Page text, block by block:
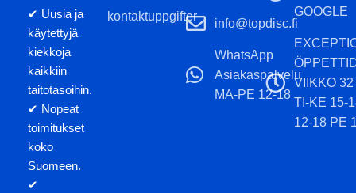
hyzer-slag, flex-skott,
forehand-skott, blåsiga dagar,
avancerade och proffsspelare.
skivan och färgen på stämpeln
kan skilja sig från
produktbilden.
✔ Uusia ja
käytettyjä
kiekkoja
kaikkiin
taitotasoihin.
✔ Nopeat
toimitukset
koko
Suomeen.
✔
kontaktuppgifter
info@topdisc.fi
WhatsApp
Asiakaspalvelu
MA-PE 12-18
GOOGLE
VIIKKO 32
TI-KE 15-
12-18 PE